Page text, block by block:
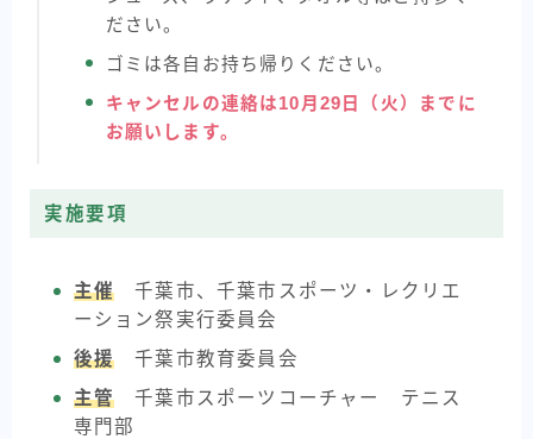
ださい。
ゴミは各自お持ち帰りください。
キャンセルの連絡は10月29日（火）までに
お願いします。
実施要項
主催千葉市、千葉市スポーツ・レクリエ
ーション祭実行委員会
後援千葉市教育委員会
主管千葉市スポーツコーチャー テニス
専門部